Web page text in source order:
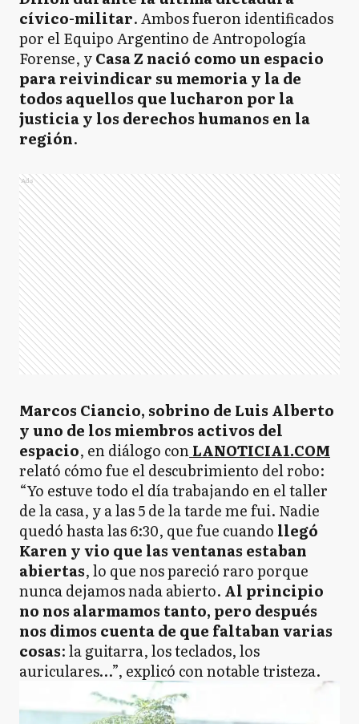
cívico-militar. Ambos fueron identificados
por el Equipo Argentino de Antropología
Forense, yCasa Z nació como un espacio
para reivindicar su memoria y la de
todos aquellos que lucharon por la
justicia y los derechos humanos en la
región.
Ads
Marcos Ciancio, sobrino de Luis Alberto
y uno de los miembros activos del
espacio, en diálogo conLANOTICIA1.COM
relató cómo fue el descubrimiento del robo:
“Yo estuve todo el día trabajando en el taller
de la casa, y a las 5 de la tarde me fui. Nadie
quedó hasta las 6:30, que fue cuando llegó
Karen y vio que las ventanas estaban
abiertas, lo que nos pareció raro porque
nunca dejamos nada abierto. Al principio
no nos alarmamos tanto, pero después
nos dimos cuenta de que faltaban varias
cosas: la guitarra, los teclados, los
auriculares…”, explicó con notable tristeza.